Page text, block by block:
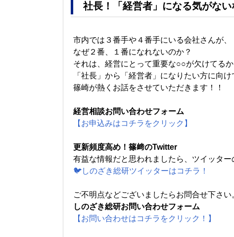
社長！「経営者」になる気がない
市内では３番手や４番手にいる会社さんが、
なぜ２番、１番になれないのか？
それは、経営にとって重要な○○が欠けてるか
「社長」から「経営者」になりたい方に向け
篠崎が熱くお話をさせていただきます！！
経営相談お問い合わせフォーム
【お申込みはコチラをクリック】
更新頻度高め！篠﨑のTwitter
有益な情報だと思われましたら、ツイッタ
🐦しのざき総研ツイッターはコチラ！
ご不明点などございましたらお問合せ下さい
しのざき総研お問い合わせフォーム
【お問い合わせはコチラをクリック！】